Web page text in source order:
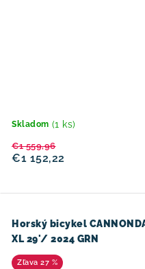
Skladom (1 ks)
€1 152,22
€1 559,96
Horský bicykel
XL 29'/ 2024 GRN
27 %